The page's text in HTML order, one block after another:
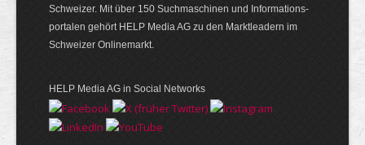
Schweizer. Mit über 150 Suchmaschinen und Informations­
portalen gehört HELP Media AG zu den Marktleadern im
Schweizer Onlinemarkt.
HELP Media AG in Social Networks